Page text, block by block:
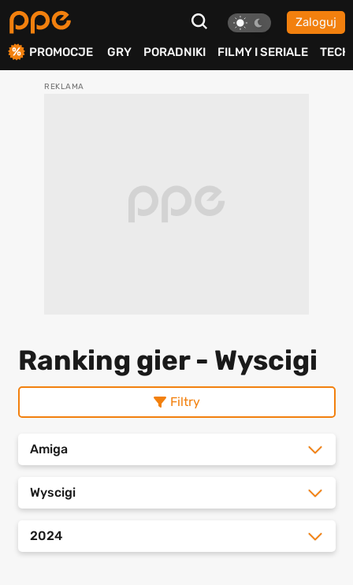
Zaloguj
PROMOCJE GRY PORADNIKI FILMY I SERIALE TECH
Ranking gier - Wyscigi
Filtry
Amiga
Wyscigi
2024